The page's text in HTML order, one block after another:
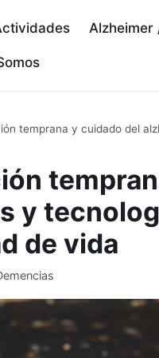
Alzheimer
temprana y cuidado del
y
de vida